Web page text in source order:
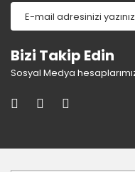
Bizi Takip Edin
Sosyal Medya